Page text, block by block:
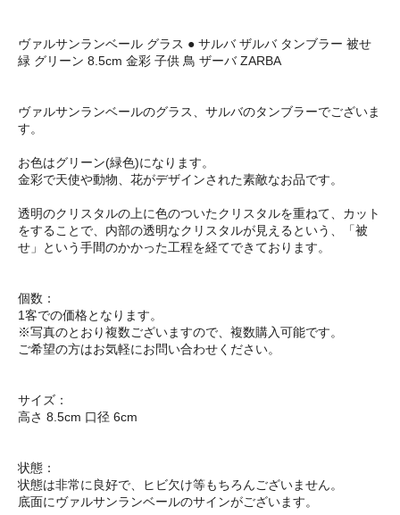
ヴァルサンランベール グラス ● サルバ ザルバ タンブラー 被せ
緑 グリーン 8.5cm 金彩 子供 鳥 ザーバ ZARBA
ヴァルサンランベールのグラス、サルバのタンブラーでございま
す。
お色はグリーン(緑色)になります。
金彩で天使や動物、花がデザインされた素敵なお品です。
透明のクリスタルの上に色のついたクリスタルを重ねて、カット
をすることで、内部の透明なクリスタルが見えるという、「被
せ」という手間のかかった工程を経てできております。
個数：
1客での価格となります。
※写真のとおり複数ございますので、複数購入可能です。
ご希望の方はお気軽にお問い合わせください。
サイズ：
高さ 8.5cm 口径 6cm
状態：
状態は非常に良好で、ヒビ欠け等もちろんございません。
底面にヴァルサンランベールのサインがございます。